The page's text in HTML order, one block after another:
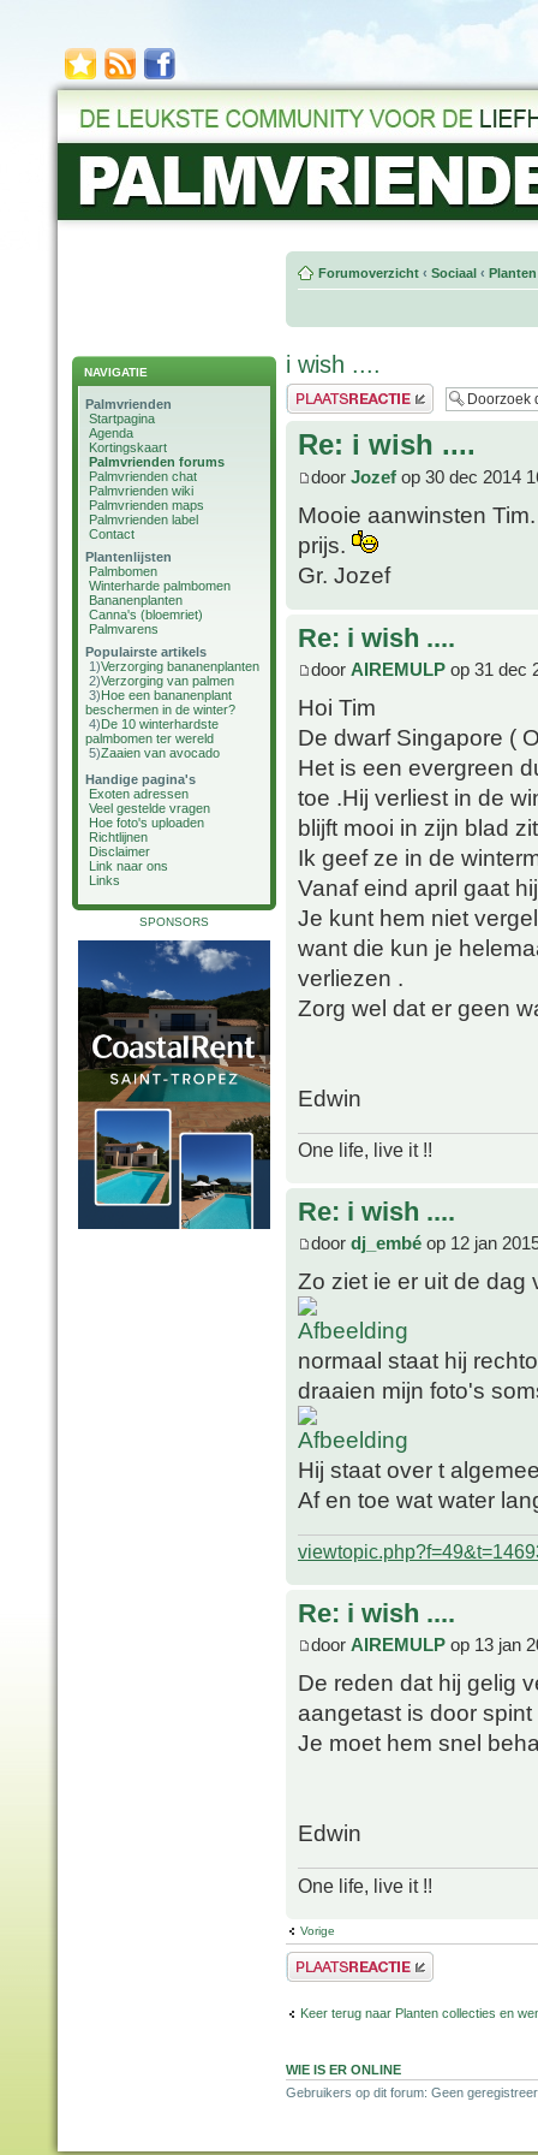
NAVIGATIE
Palmvrienden
Startpagina
Agenda
Kortingskaart
Palmvrienden forums
Palmvrienden chat
Palmvrienden wiki
Palmvrienden maps
Palmvrienden label
Contact
Plantenlijsten
Palmbomen
Winterharde palmbomen
Bananenplanten
Canna's (bloemriet)
Palmvarens
Populairste artikels
1)Verzorging bananenplanten
2)Verzorging van palmen
3)Hoe een bananenplant
beschermen in de winter?
4)De 10 winterhardste
palmbomen ter wereld
5)Zaaien van avocado
Handige pagina's
Exoten adressen
Veel gestelde vragen
Hoe foto's uploaden
Richtlijnen
Disclaimer
Link naar ons
Links
SPONSORS
Forumoverzicht ‹ Sociaal ‹
i wish ....
Plaats een reactie
Re: i wish ....
door Jozef op 30 dec 2014
Mooie aanwinsten
prijs.
Gr. Jozef
Re: i wish ....
door AIREMULP op 31 dec
Hoi Tim
De dwarf Singapore (
Het is een evergreen
toe .Hij verliest in de
blijft mooi in zijn blad
Ik geef ze in de
Vanaf eind april gaat
Je kunt hem niet
want die kun je
verliezen .
Zorg wel dat er geen
Edwin
One life, live it !!
Re: i wish ....
door dj_embé op 12 jan
Zo ziet ie er uit de dag
normaal staat hij
draaien mijn foto's
Hij staat over t
Af en toe wat water
Re: i wish ....
door AIREMULP op 13 jan
De reden dat hij gelig
aangetast is door spint
Je moet hem snel
Edwin
One life, live it !!
Vorige
Plaats een reactie
Keer terug naar Planten collecties en
WIE IS ER ONLINE
Gebruikers op dit forum: Geen